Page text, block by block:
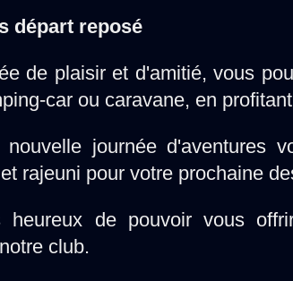
départ reposé
de plaisir et d'amitié, vous
car ou caravane, en
journée d'aventures
rajeuni pour votre prochaine
heureux de pouvoir vous
club.